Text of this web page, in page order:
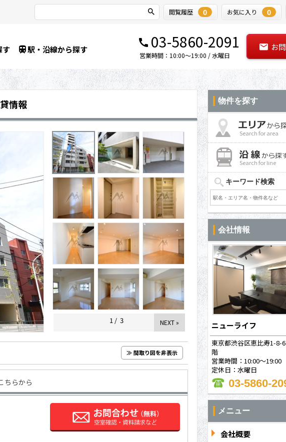
閲覧履歴 0 お気に入り 0
す 駅・沿線から探す 03-5860-2091
営業時間：10:00～19:00 / 水曜日
お
情報
1 /3 NEXT »
≫ 間取り図を非表示
ちらから
物件を探す
Search for area
Search for line
キーワード検索
会社情報
ニューライフ
東京都渋谷区恵比寿1-8-
階
営業時間：10:00～19:00
定休日：水曜日
03-5860-
メニュー
会社概要